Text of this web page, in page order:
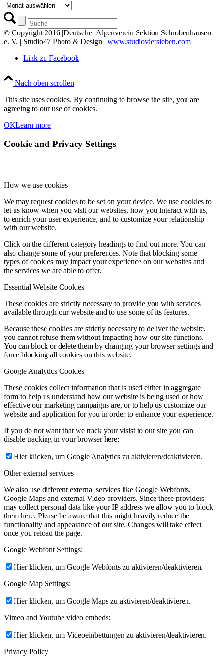
Archiv
© Copyright 2016 |Deutscher Alpenverein Sektion Schrobenhausen
e. V. | Studio47 Photo & Design | www.studioviersieben.com
Link zu Facebook
Nach oben scrollen
This site uses cookies. By continuing to browse the site, you are
agreeing to our use of cookies.
OKLearn more
Cookie and Privacy Settings
How we use cookies
We may request cookies to be set on your device. We use cookies to
let us know when you visit our websites, how you interact with us,
to enrich your user experience, and to customize your relationship
with our website.
Click on the different category headings to find out more. You can
also change some of your preferences. Note that blocking some
types of cookies may impact your experience on our websites and
the services we are able to offer.
Essential Website Cookies
These cookies are strictly necessary to provide you with services
available through our website and to use some of its features.
Because these cookies are strictly necessary to deliver the website,
you cannot refuse them without impacting how our site functions.
You can block or delete them by changing your browser settings and
force blocking all cookies on this website.
Google Analytics Cookies
These cookies collect information that is used either in aggregate
form to help us understand how our website is being used or how
effective our marketing campaigns are, or to help us customize our
website and application for you in order to enhance your experience.
If you do not want that we track your visist to our site you can
disable tracking in your browser here:
Hier klicken, um Google Analytics zu aktivieren/deaktivieren.
Other external services
We also use different external services like Google Webfonts,
Google Maps and external Video providers. Since these providers
may collect personal data like your IP address we allow you to block
them here. Please be aware that this might heavily reduce the
functionality and appearance of our site. Changes will take effect
once you reload the page.
Google Webfont Settings:
Hier klicken, um Google Webfonts zu aktivieren/deaktivieren.
Google Map Settings:
Hier klicken, um Google Maps zu aktivieren/deaktivieren.
Vimeo and Youtube video embeds:
Hier klicken, um Videoeinbettungen zu aktivieren/deaktivieren.
Privacy Policy